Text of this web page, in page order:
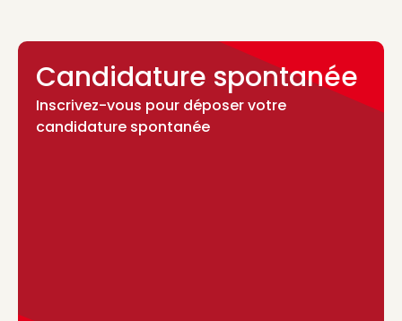
Candidature spontanée
Inscrivez-vous pour déposer votre
candidature spontanée